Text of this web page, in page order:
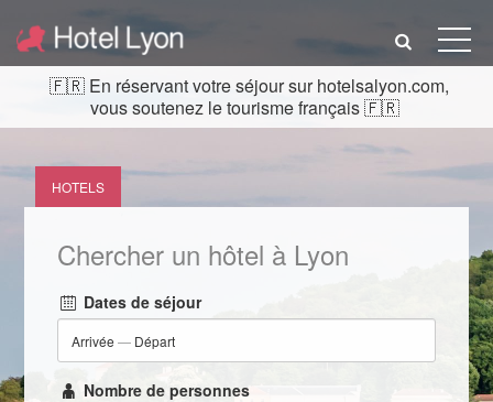
En réservant votre séjour sur hotelsalyon.com,
vous soutenez le tourisme français
HOTELS
Chercher un hôtel à Lyon
Dates de séjour
Arrivée— Départ
Nombre de personnes